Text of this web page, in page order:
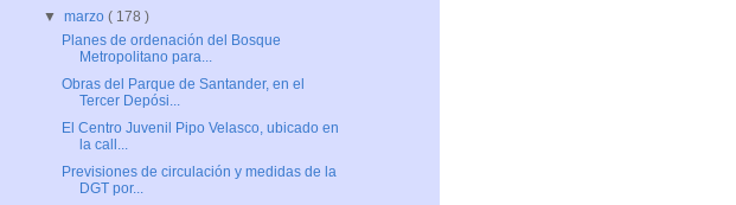
▼marzo( 178 )
Planes de ordenación del Bosque
Metropolitano para...
Obras del Parque de Santander, en el
Tercer Depósi...
El Centro Juvenil Pipo Velasco, ubicado en
la call...
Previsiones de circulación y medidas de la
DGT por...